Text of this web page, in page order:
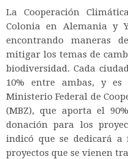
La Cooperación
Colonia en Alemania y
encontrando maneras
mitigar los temas de
biodiversidad. Cada
10% entre ambas, y es
Ministerio Federal de
(MBZ), que aporta el
donación para los
indicó que se dedicará
proyectos que se vienen